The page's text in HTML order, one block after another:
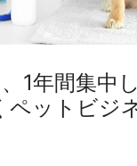
1年間集中
ペットビジ